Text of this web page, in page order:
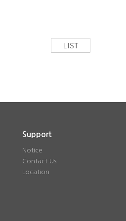
Support
Notice
Contact Us
Location